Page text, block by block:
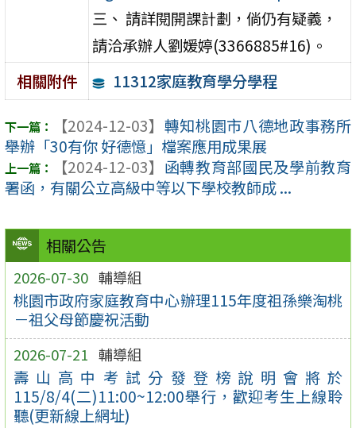
相關公告
2026-07-30 輔導組
桃園市政府家庭教育中心辦理115年度祖孫樂淘桃
－祖父母節慶祝活動
2026-07-21 輔導組
壽山高中考試分發登榜說明會將於
115/8/4(二)11:00~12:00舉行，歡迎考生上線聆
聽(更新線上網址)
三、 請詳閱開課計劃，倘仍有疑義，
請洽承辦人劉媛婷(3366885#16)。
相關附件
11312家庭教育學分學程
【2024-12-03】 轉知桃園市八德地政事務所
舉辦「30有你 好德憶」檔案應用成果展
【2024-12-03】 函轉教育部國民及學前教育
署函，有關公立高級中等以下學校教師成 ...